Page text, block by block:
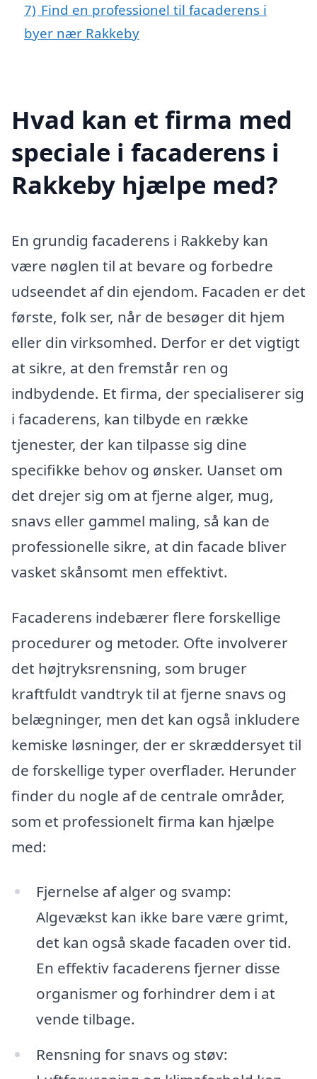
7) Find en professionel til facaderens i
byer nær Rakkeby
Hvad kan et firma med
speciale i facaderens i
Rakkeby hjælpe med?
En grundig facaderens i Rakkeby kan
være nøglen til at bevare og forbedre
udseendet af din ejendom. Facaden er det
første, folk ser, når de besøger dit hjem
eller din virksomhed. Derfor er det vigtigt
at sikre, at den fremstår ren og
indbydende. Et firma, der specialiserer sig
i facaderens, kan tilbyde en række
tjenester, der kan tilpasse sig dine
specifikke behov og ønsker. Uanset om
det drejer sig om at fjerne alger, mug,
snavs eller gammel maling, så kan de
professionelle sikre, at din facade bliver
vasket skånsomt men effektivt.
Facaderens indebærer flere forskellige
procedurer og metoder. Ofte involverer
det højtryksrensning, som bruger
kraftfuldt vandtryk til at fjerne snavs og
belægninger, men det kan også inkludere
kemiske løsninger, der er skræddersyet til
de forskellige typer overflader. Herunder
finder du nogle af de centrale områder,
som et professionelt firma kan hjælpe
med:
Fjernelse af alger og svamp:
Algevækst kan ikke bare være grimt,
det kan også skade facaden over tid.
En effektiv facaderens fjerner disse
organismer og forhindrer dem i at
vende tilbage.
Rensning for snavs og støv: